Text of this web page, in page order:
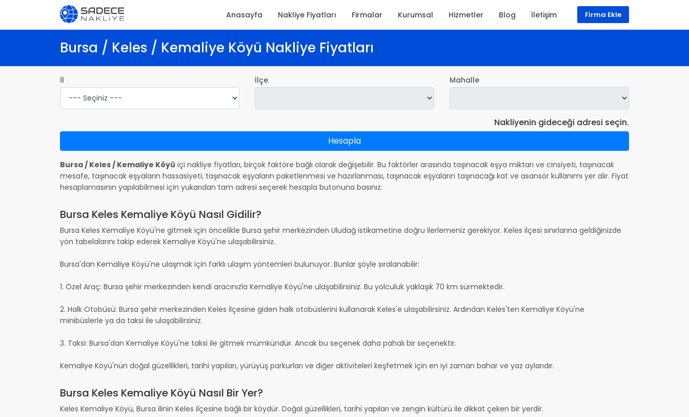
Bursa / Keles / Kemaliye Köyü Nakliye Fiyatları
İl İlçe Mahalle
Nakliyenin gideceği adresi seçin.
Hesapla
Bursa / Keles / Kemaliye Köyü içi nakliye fiyatları, birçok faktöre bağlı olarak değişebilir. Bu faktörler arasında taşınacak eşya miktarı ve cinsiyeti, taşınacak
mesafe, taşınacak eşyaların hassasiyeti, taşınacak eşyaların paketlenmesi ve hazırlanması, taşınacak eşyaların taşınacağı kat ve asansör kullanımı yer alır. Fiyat
hesaplamasının yapılabilmesi için yukarıdan tam adresi seçerek hesapla butonuna basınız.
Bursa Keles Kemaliye Köyü Nasıl Gidilir?
Bursa Keles Kemaliye Köyü'ne gitmek için öncelikle Bursa şehir merkezinden Uludağ istikametine doğru ilerlemeniz gerekiyor. Keles ilçesi sınırlarına geldiğinizde
yön tabelalarını takip ederek Kemaliye Köyü'ne ulaşabilirsiniz.
Bursa'dan Kemaliye Köyü'ne ulaşmak için farklı ulaşım yöntemleri bulunuyor. Bunlar şöyle sıralanabilir:
1. Özel Araç: Bursa şehir merkezinden kendi aracınızla Kemaliye Köyü'ne ulaşabilirsiniz. Bu yolculuk yaklaşık 70 km sürmektedir.
2. Halk Otobüsü: Bursa şehir merkezinden Keles ilçesine giden halk otobüslerini kullanarak Keles'e ulaşabilirsiniz. Ardından Keles'ten Kemaliye Köyü'ne
minibüslerle ya da taksi ile ulaşabilirsiniz.
3. Taksi: Bursa'dan Kemaliye Köyü'ne taksi ile gitmek mümkündür. Ancak bu seçenek daha pahalı bir seçenektir.
Kemaliye Köyü'nün doğal güzellikleri, tarihi yapıları, yürüyüş parkurları ve diğer aktiviteleri keşfetmek için en iyi zaman bahar ve yaz aylarıdır.
Bursa Keles Kemaliye Köyü Nasıl Bir Yer?
Keles Kemaliye Köyü, Bursa ilinin Keles ilçesine bağlı bir köydür. Doğal güzellikleri, tarihi yapıları ve zengin kültürü ile dikkat çeken bir yerdir.
Firma Ekle
Anasayfa Nakliye Fiyatları Firmalar Kurumsal Hizmetler Blog İletişim